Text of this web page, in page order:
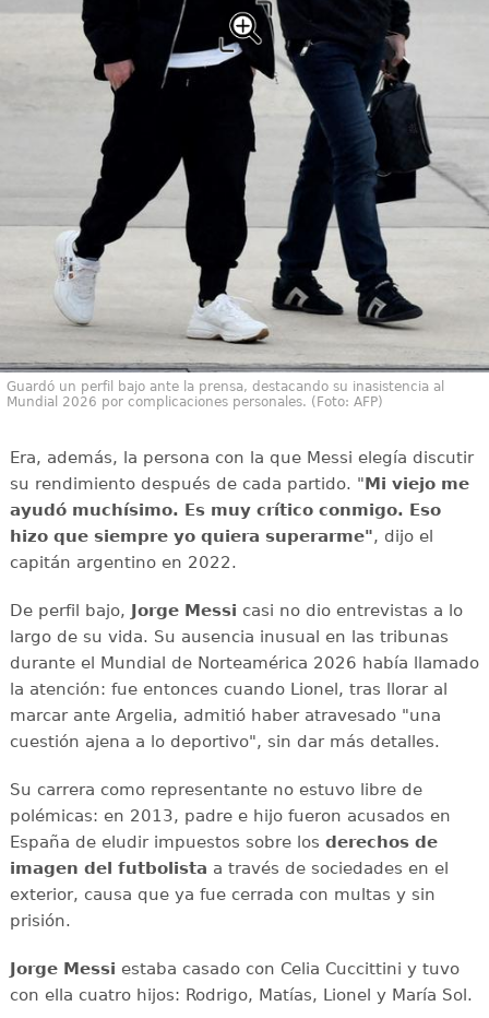
Guardó un perfil bajo ante la prensa, destacando su inasistencia al
Mundial 2026 por complicaciones personales. (Foto: AFP)
Era, además, la persona con la que Messi elegía discutir
su rendimiento después de cada partido. "Mi viejo me
ayudó muchísimo. Es muy crítico conmigo. Eso
hizo que siempre yo quiera superarme", dijo el
capitán argentino en 2022.
De perfil bajo, Jorge Messi casi no dio entrevistas a lo
largo de su vida. Su ausencia inusual en las tribunas
durante el Mundial de Norteamérica 2026 había llamado
la atención: fue entonces cuando Lionel, tras llorar al
marcar ante Argelia, admitió haber atravesado "una
cuestión ajena a lo deportivo", sin dar más detalles.
Su carrera como representante no estuvo libre de
polémicas: en 2013, padre e hijo fueron acusados en
España de eludir impuestos sobre los derechos de
imagen del futbolista a través de sociedades en el
exterior, causa que ya fue cerrada con multas y sin
prisión.
Jorge Messi estaba casado con Celia Cuccittini y tuvo
con ella cuatro hijos: Rodrigo, Matías, Lionel y María Sol.